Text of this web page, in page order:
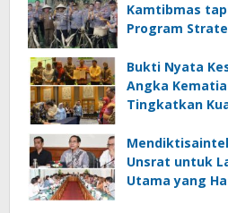
Kamtibmas
Program
Pangan
Bukti Nyata
Angka
Tingkatkan
Nasional
Unsrat untuk
Utama yang